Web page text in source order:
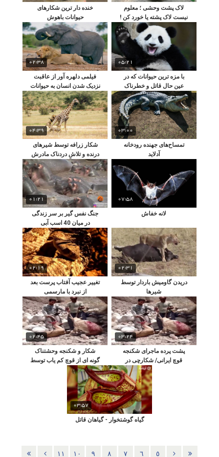
لاک پشت وحشی ؛ معلوم
نیست لاک پشته یا خورد کن !
خنده دار ترین شکارهای
حیوانات باهوش
05:21
با مزه ترین حیوانات که در
عین حال قاتل و خطرناک
هستند| از پاندا تا کانگرو
02:38
فیلمی دلهره آور از عاقبت
نزدیک شدن انسان به حیوانات
وحشی
03:00
تمساح‌های جهنده رودخانه
آدلاید
04:39
شکار زرافه توسط شیرهای
درنده و تلاشِ دردناک مادرش
برای نجات جانش
07:58
لانه خفاش
01:21
جنگ نفس گیر بر سر زندگی
در میان 40 اسب آبی
02:31
دریدن گاومیش باردار توسط
شیرها
02:19
تغییر عجیب آفتاب پرست بعد
از نبرد با مارسمی
03:24
پشت پرده ماجرای شکنجه
قوچ ایرانی/ شکارچی در
لباس محیط بان
02:45
شکار و شکنجه وحشتناک
گونه ای از قوچ کم یاب توسط
شکارچیان در هرمزگان
03:57
گیاه گوشتخوار - گیاهان قاتل
٥ ٦ ٧ ٨ ٩ ١٠ ١١